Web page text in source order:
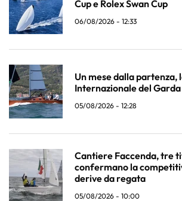
Cup e Rolex Swan Cup
06/08/2026 - 12:33
Un mese dalla partenza,
Internazionale del Garda
05/08/2026 - 12:28
Cantiere Faccenda, tre
confermano la
derive da regata
05/08/2026 - 10:00